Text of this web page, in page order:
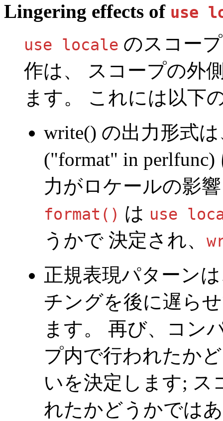
Lingering effects of use
use locale のスコー
作は、 スコープの外
ます。 これには以下
write() の出力形式
("format" in perlfunc)
力がロケールの影
format() は use
うかで 決定され、
正規表現パターン
チングを後に遅ら
ます。 再び、コン
プ内で行われたか
いを決定します; ス
れたかどうかでは